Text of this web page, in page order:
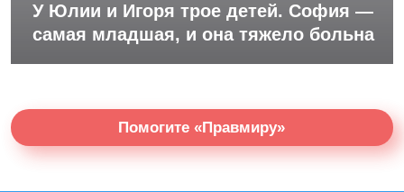
У Юлии и Игоря трое детей. София —
самая младшая, и она тяжело больна
Помогите «Правмиру»